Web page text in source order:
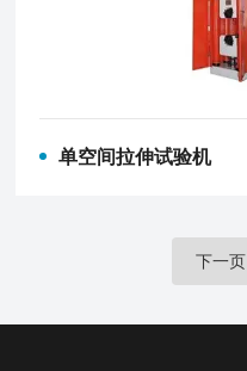
单空间拉伸试验机
下一页